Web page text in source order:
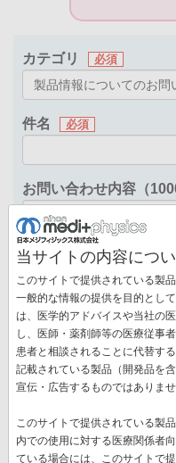
カテゴリ
件名
お問い合わせ内容（
お名前（全角）
お名
前：
姓
お名
前：
当サイトの内容につ
このサイトで提供されている製
一般的な情報の提供を目的とし
は、医学的アドバイスや当社の
し、医師・薬剤師等の医療従事
患者と相談されることに代替す
記載されている製品（開発品を
宣伝・広告するものではありませ
このサイトで提供されている製
内での使用に対する医療関係者
ている場合には、このサイトで